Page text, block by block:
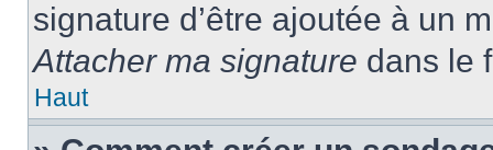
signature d’être ajoutée à un
Attacher ma signature dans le
Haut